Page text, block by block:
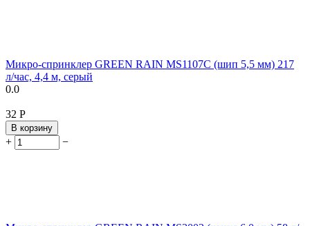
Микро-спринклер GREEN RAIN MS1107C (шип 5,5 мм) 217
л/час, 4,4 м, серый
0.0
‍32‍ Р
В корзину
+ −